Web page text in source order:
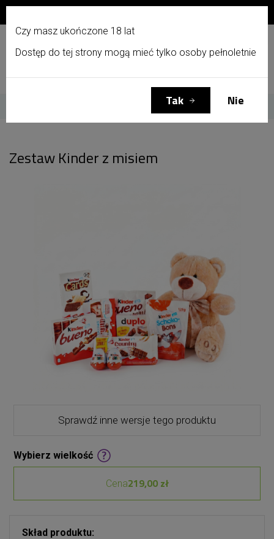
Menu Zaloguj się Koszyk (0)
Zestaw Kinder z misiem
Sprawdź inne wersje tego produktu
Wybierz wielkość
Cena219,00 zł
Skład produktu:
Czy masz ukończone 18 lat
Dostęp do tej strony mogą mieć tylko osoby pełnoletnie
Tak Nie